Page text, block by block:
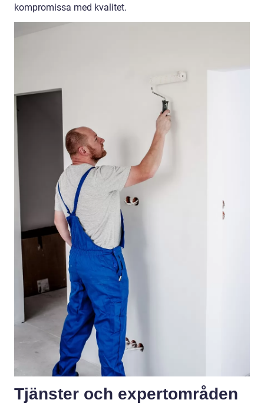
kompromissa med kvalitet.
Tjänster och expertområden